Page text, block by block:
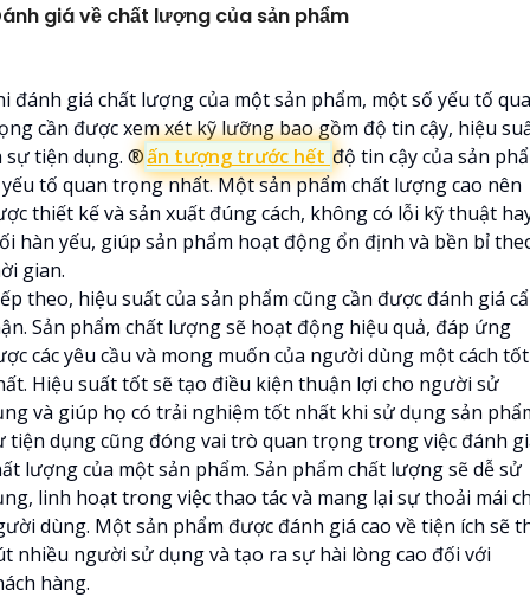
giá về chất lượng của sản phẩm
đánh giá chất lượng của một sản phẩm, một số yếu tố
cần được xem xét kỹ lưỡng bao gồm độ tin cậy, hiệu
sự tiện dụng. ®️ấn tượng trước hết độ tin cậy của sản
tố quan trọng nhất. Một sản phẩm chất lượng cao nên
thiết kế và sản xuất đúng cách, không có lỗi kỹ thuật
hàn yếu, giúp sản phẩm hoạt động ổn định và bền bỉ
gian.
theo, hiệu suất của sản phẩm cũng cần được đánh giá
Sản phẩm chất lượng sẽ hoạt động hiệu quả, đáp ứng
các yêu cầu và mong muốn của người dùng một cách tốt
Hiệu suất tốt sẽ tạo điều kiện thuận lợi cho người sử
và giúp họ có trải nghiệm tốt nhất khi sử dụng sản
tiện dụng cũng đóng vai trò quan trọng trong việc đánh
lượng của một sản phẩm. Sản phẩm chất lượng sẽ dễ sử
linh hoạt trong việc thao tác và mang lại sự thoải mái
dùng. Một sản phẩm được đánh giá cao về tiện ích sẽ
nhiều người sử dụng và tạo ra sự hài lòng cao đối với
hàng.